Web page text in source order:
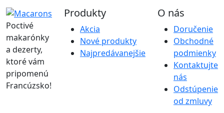
Poctivé
makarónky
a dezerty,
ktoré vám
pripomenú
Francúzsko!
Produkty
Akcia
Nové produkty
Najpredávanejšie
O nás
Doručenie
Obchodné
podmienky
Kontaktujte
nás
Odstúpenie
od zmluvy